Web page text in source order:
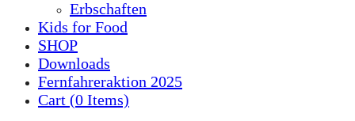
Erbschaften
Kids for Food
SHOP
Downloads
Fernfahreraktion 2025
Cart (0 Items)